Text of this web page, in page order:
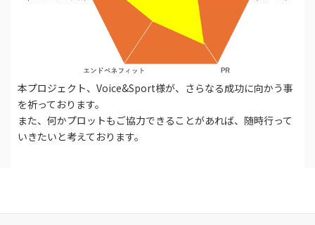
本プロジェクト、Voice&Sport様が、さらなる成功に向かう事
を祈っております。
また、何かプロットもご協力できることがあれば、随時行って
いきたいと考えております。